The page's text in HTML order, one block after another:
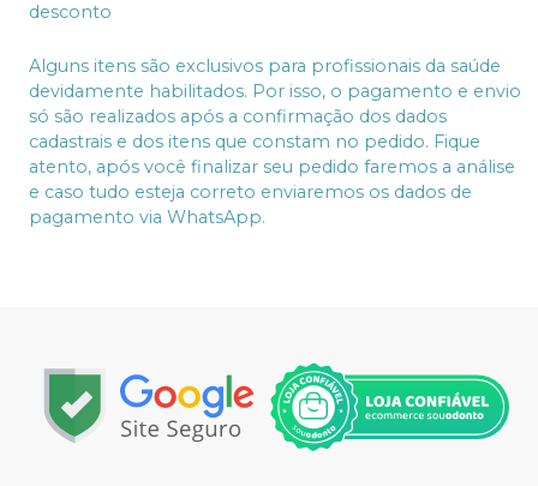
desconto
Alguns itens são exclusivos para profissionais da saúde
devidamente habilitados. Por isso, o pagamento e envio
só são realizados após a confirmação dos dados
cadastrais e dos itens que constam no pedido. Fique
atento, após você finalizar seu pedido faremos a análise
e caso tudo esteja correto enviaremos os dados de
pagamento via WhatsApp.